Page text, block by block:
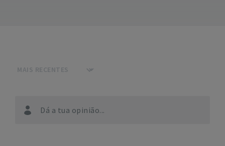
Dá a tua opinião...